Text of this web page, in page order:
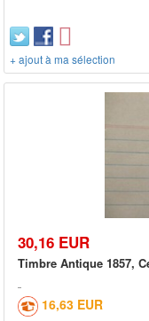
+ ajout à ma sélection
30,16 EUR
Timbre Antique 1857,
16,63 EUR